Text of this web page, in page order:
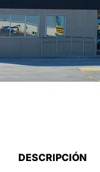
DESCRIPCIÓN